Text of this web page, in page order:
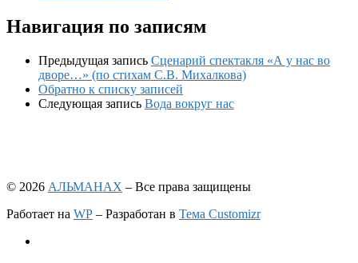
Навигация по записям
Предыдущая запись Сценарий спектакля «А у нас во
дворе…» (по стихам С.В. Михалкова)
Обратно к списку записей
Следующая запись Вода вокруг нас
© 2026 АЛЬМАНАХ – Все права защищены
Работает на WP – Разработан в Тема Customizr